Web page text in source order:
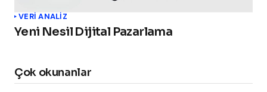
VERI ANALIZ
Yeni Nesil Dijital Pazarlama
Çok okunanlar